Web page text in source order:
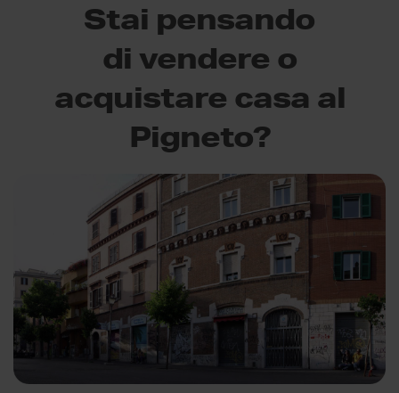
Stai pensando
di vendere o
acquistare casa al
Pigneto?